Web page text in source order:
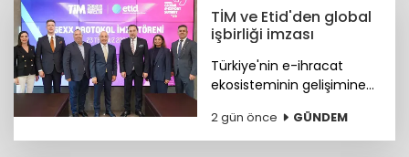
TİM ve Etid'den global
işbirliği imzası
Türkiye'nin e-ihracat
ekosisteminin gelişimine
ihracatçıların küresel
pazarlardaki rekabet
2 gün önce GÜNDEM